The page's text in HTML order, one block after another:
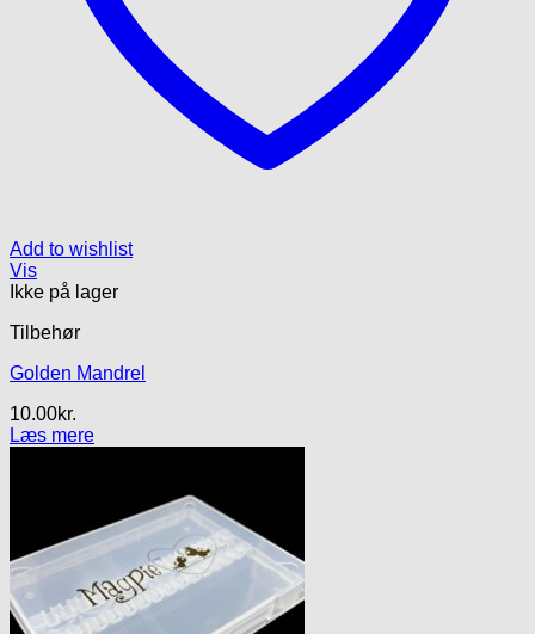
Add to wishlist
Vis
Ikke på lager
Tilbehør
Golden Mandrel
10.00kr.
Læs mere